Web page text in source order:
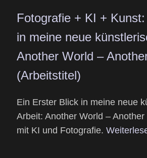
Fotografie + KI +
in meine neue
Another World –
(Arbeitstitel)
Ein Erster Blick in meine neue
Arbeit: Another World –
mit KI und Fotografie.